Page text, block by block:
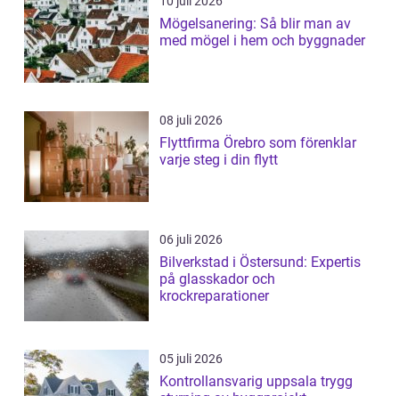
Mögelsanering: Så blir man av
med mögel i hem och byggnader
08 juli 2026
Flyttfirma Örebro som förenklar
varje steg i din flytt
06 juli 2026
Bilverkstad i Östersund: Expertis
på glasskador och
krockreparationer
05 juli 2026
Kontrollansvarig uppsala trygg